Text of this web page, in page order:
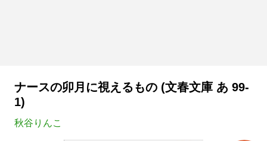
ナースの卯月に視えるもの (文春文庫 あ 99-
1)
秋谷りんこ